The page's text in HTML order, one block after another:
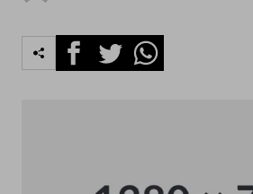
FacebookTwitterWhatsapp